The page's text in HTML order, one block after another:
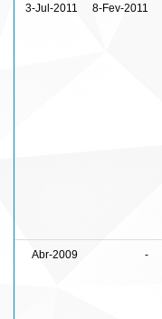
3-Jul-2011 8-Fev-2011
Abr-2009 -